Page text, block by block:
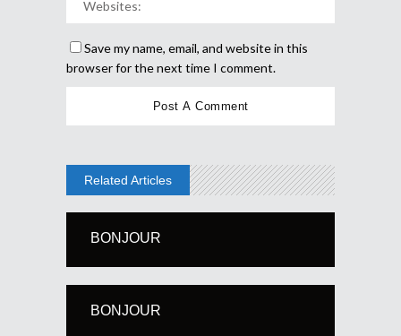
Save my name, email, and website in this
browser for the next time I comment.
Related Articles
BONJOUR
BONJOUR